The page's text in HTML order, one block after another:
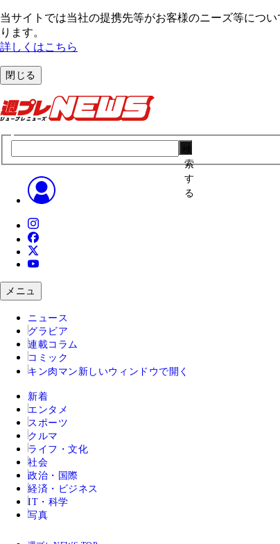
当サイトでは当社の提携先等がお客様のニーズ等につ
ります。
詳しくはこちら
閉じる
索
す
る
メニュ
ニュース
グラビア
連載コラム
コミック
キン肉マン 新しいウィンドウで開く
新着
エンタメ
スポーツ
クルマ
ライフ・文化
社会
政治・国際
経済・ビジネス
IT・科学
写真